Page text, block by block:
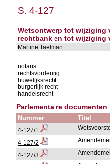
S. 4-127
Wetsontwerp tot wijziging
rechtbank en tot wijziging
Martine Taelman
notaris
rechtsvordering
huwelijksrecht
burgerlijk recht
handelsrecht
Parlementaire documenten
Nummer Titel
4-127/1 Wetsvoorstel
4-127/2
4-127/3